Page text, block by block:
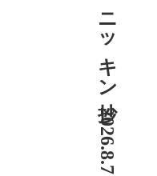
ニッキン抄 2026.8.7